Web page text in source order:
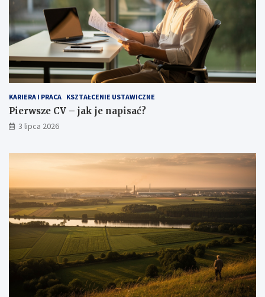
KARIERA I PRACA KSZTAŁCENIE USTAWICZNE
Pierwsze CV – jak je napisać?
3 lipca 2026